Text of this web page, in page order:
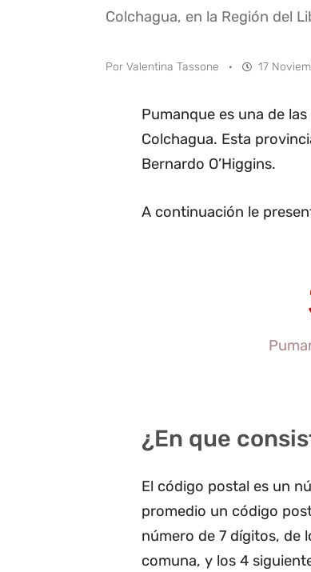
Colchagua, en la Región del
Por Valentina Tassone · 17
Pumanque es una de
Colchagua. Esta
Bernardo O’Higgins.
A continuación le
¿En que
El código postal es un
promedio un código
número de 7 dígitos, de
comuna, y los 4